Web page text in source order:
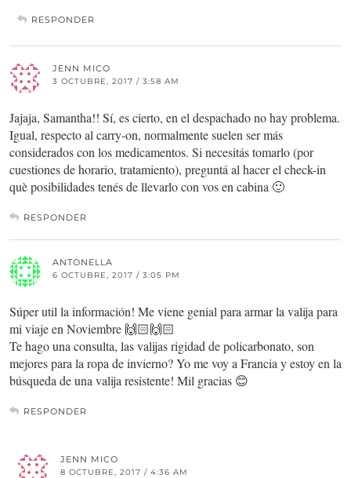
RESPONDER
JENN MICO
3 OCTUBRE, 2017 / 3:58 AM
Jajaja, Samantha!! Sí, es cierto, en el despachado no hay problema.
Igual, respecto al carry-on, normalmente suelen ser más
considerados con los medicamentos. Si necesitás tomarlo (por
cuestiones de horario, tratamiento), preguntá al hacer el check-in
què posibilidades tenés de llevarlo con vos en cabina 🙂
RESPONDER
ANTONELLA
6 OCTUBRE, 2017 / 3:05 PM
Súper util la información! Me viene genial para armar la valija para
mi viaje en Noviembre 🙌🏻🙌🏻
Te hago una consulta, las valijas rigidad de policarbonato, son
mejores para la ropa de invierno? Yo me voy a Francia y estoy en la
búsqueda de una valija resistente! Mil gracias 😊
RESPONDER
JENN MICO
8 OCTUBRE, 2017 / 4:36 AM